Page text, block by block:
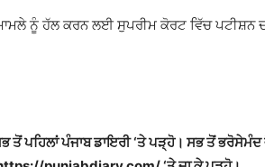
ਨੂੰ ਹੱਲ ਕਰਨ ਲਈ ਸੁਪਰੀਮ ਕੋਰਟ ਵਿੱਚ ਪਟੀਸ਼ਨ
ਤੋਂ ਪਹਿਲਾਂ ਪੰਜਾਬ ਡਾਇਰੀ ‘ਤੇ ਪੜ੍ਹੋ। ਸਭ ਤੋਂ